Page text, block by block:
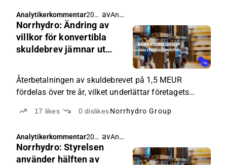
Analytikerkommentar202
6-
05-
05:0
av Antti Viljakainen
Norrhydro: Ändring av
villkor för konvertibla
skuldebrev jämnar ut
Återbetalningen av skuldebrevet på 1,5 MEUR
fördelas över tre år, vilket underlättar företagets
17 likes 0dislikesNorrhydro Group
Analytikerkommentar202
6-
05-
av Antti Viljakainen
Norrhydro: Styrelsen
använder hälften av